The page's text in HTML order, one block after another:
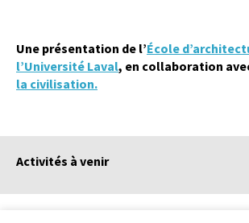
Une présentation de l’École
l’Université Laval, en collaboration
la civilisation.
Activités à venir